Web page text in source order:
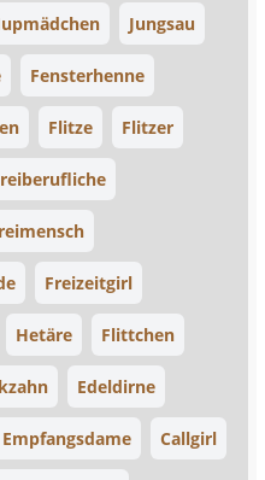
Jungsau
Fensterhenne
Flitze Flitzer
Freizeitgirl
Hetäre Flittchen
Edeldirne
Empfangsdame Callgirl